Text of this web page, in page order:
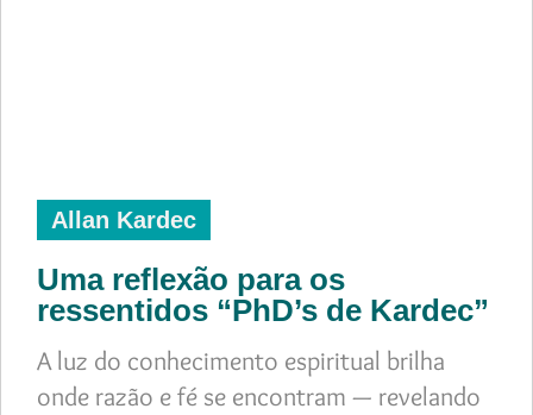
Allan Kardec
Uma reflexão para os
ressentidos “PhD’s de Kardec”
A luz do conhecimento espiritual brilha
onde razão e fé se encontram — revelando